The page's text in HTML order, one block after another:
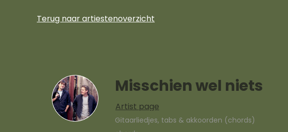
Terug naar artiestenoverzicht
Misschien wel niets
Artist page
Gitaarliedjes, tabs & akkoorden (chords)